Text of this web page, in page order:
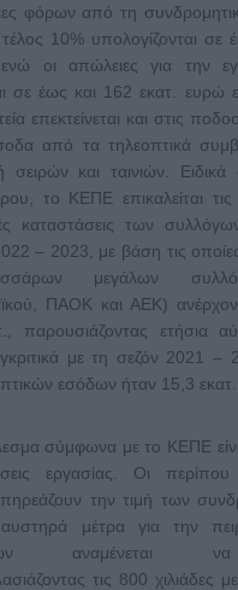
φόρων από τη
τέλος 10% υπολογίζονται
οι απώλειες για την
σε έως και 162 εκατ. ευρώ
επεκτείνεται και στις
από τα τηλεοπτικά
σειρών και ταινιών.
το ΚΕΠΕ επικαλείται τις
καταστάσεις των
– 2023, με βάση τις
μεγάλων
ΠΑΟΚ και ΑΕΚ)
παρουσιάζοντας ετήσια
με τη σεζόν 2021 –
εσόδων ήταν 15,3
σύμφωνα με το ΚΕΠΕ
εργασίας. Οι
την τιμή των
μέτρα για την
αναμένεται
τις 800 χιλιάδες